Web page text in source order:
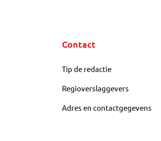
Contact
Tip de redactie
Regioverslaggevers
Adres en contactgegevens